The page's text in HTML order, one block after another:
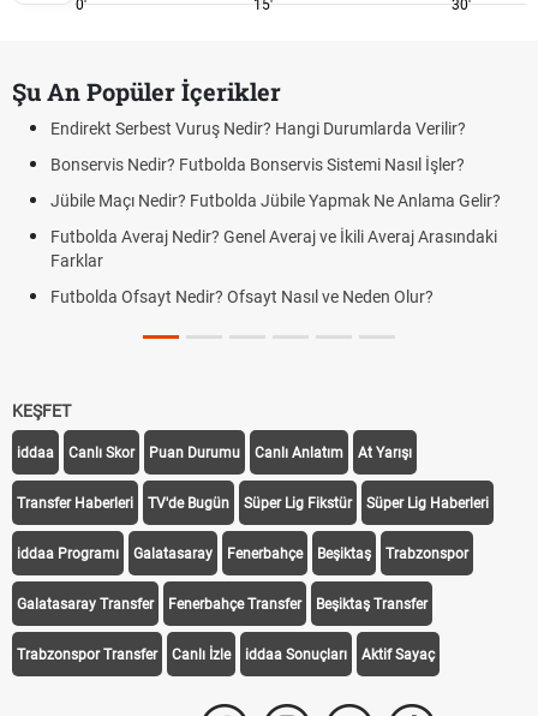
0' 15' 30'
Şu An Popüler İçerikler
Endirekt Serbest Vuruş Nedir? Hangi Durumlarda Verilir?
Bonservis Nedir? Futbolda Bonservis Sistemi Nasıl İşler?
Jübile Maçı Nedir? Futbolda Jübile Yapmak Ne Anlama Gelir?
Futbolda Averaj Nedir? Genel Averaj ve İkili Averaj Arasındaki
Farklar
Futbolda Ofsayt Nedir? Ofsayt Nasıl ve Neden Olur?
KEŞFET
iddaa Canlı Skor Puan Durumu Canlı Anlatım At Yarışı
Transfer Haberleri TV'de Bugün Süper Lig Fikstür Süper Lig Haberleri
iddaa Programı Galatasaray Fenerbahçe Beşiktaş Trabzonspor
Galatasaray Transfer Fenerbahçe Transfer Beşiktaş Transfer
Trabzonspor Transfer Canlı İzle iddaa Sonuçları Aktif Sayaç